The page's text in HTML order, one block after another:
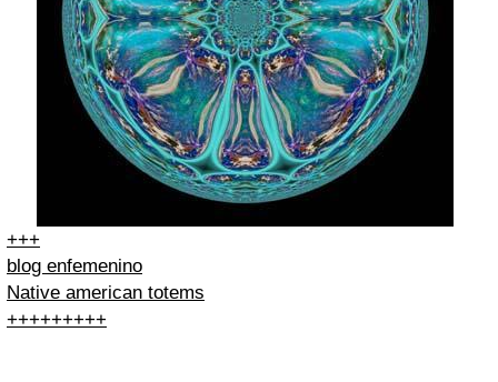
+++
blog enfemenino
Native american totems
+++++++++